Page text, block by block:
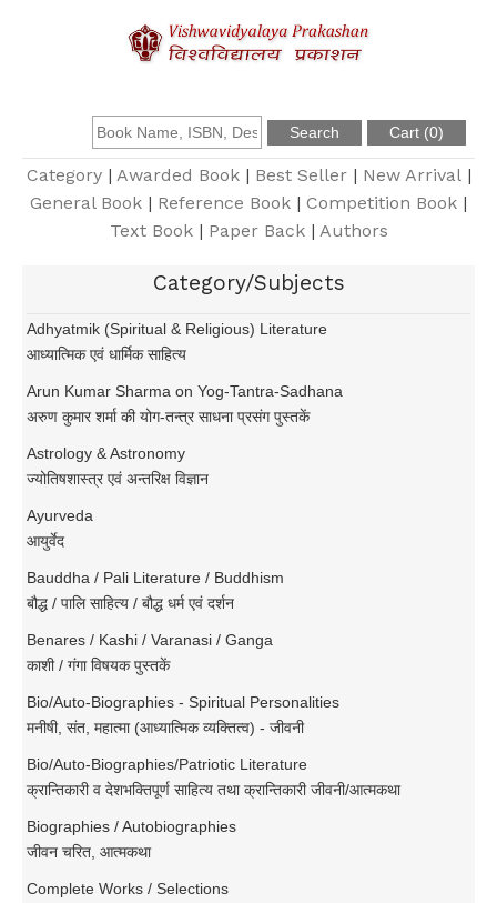
Founder
Catalogue
Query
Register
Category| Awarded Book| Best Seller| New Arrival|
General Book | Reference Book | Competition Book |
Text Book| Paper Back| Authors
Category/Subjects
Adhyatmik (Spiritual & Religious) Literature
आध्यात्मिक एवं धार्मिक साहित्य
Arun Kumar Sharma on Yog-Tantra-Sadhana
अरुण कुमार शर्मा की योग-तन्त्र साधना प्रसंग पुस्तकें
Astrology & Astronomy
ज्योतिषशास्त्र एवं अन्तरिक्ष विज्ञान
Ayurveda
आयुर्वेद
Bauddha / Pali Literature / Buddhism
बौद्ध / पालि साहित्य / बौद्ध धर्म एवं दर्शन
Benares / Kashi / Varanasi / Ganga
काशी / गंगा विषयक पुस्तकें
Bio/Auto-Biographies - Spiritual Personalities
मनीषी, संत, महात्मा (आध्यात्मिक व्यक्तित्व) - जीवनी
Bio/Auto-Biographies/Patriotic Literature
क्रान्तिकारी व देशभक्तिपूर्ण साहित्य तथा क्रान्तिकारी जीवनी/आत्मकथा
Biographies / Autobiographies
जीवन चरित, आत्मकथा
Complete Works / Selections